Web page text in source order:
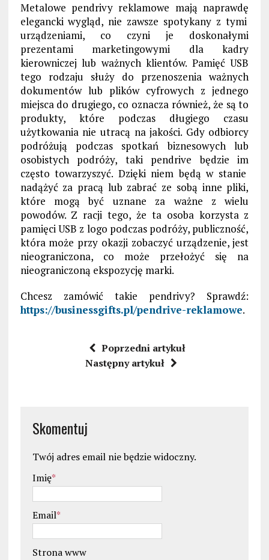
Metalowe pendrivy reklamowe mają naprawdę
elegancki wygląd, nie zawsze spotykany z tymi
urządzeniami, co czyni je doskonałymi
prezentami marketingowymi dla kadry
kierowniczej lub ważnych klientów. PamięćUSB
tego rodzaju służy do przenoszenia ważnych
dokumentów lub plików cyfrowych z jednego
miejsca do drugiego, co oznacza również, że są to
produkty, które podczas długiego czasu
użytkowania nie utracą na jakości. Gdy odbiorcy
podróżują podczas spotkań biznesowych lub
osobistych podróży, taki pendrive będzie im
często towarzyszyć. Dzięki niem będą w stanie
nadążyć za pracą lub zabrać ze sobą inne pliki,
które mogą być uznane za ważne z wielu
powodów. Z racji tego, że taosoba korzysta z
pamięciUSB z logo podczas podróży, publiczność,
która może przy okazji zobaczyć urządzenie, jest
nieograniczona, co może przełożyć się na
nieograniczoną ekspozycję marki.
Chcesz zamówić takie pendrivy? Sprawdź:
https://businessgifts.pl/pendrive-reklamowe.
Poprzedni artykuł
Następny artykuł
Skomentuj
Twój adres email nie będzie widoczny.
Imię*
Email*
Strona www